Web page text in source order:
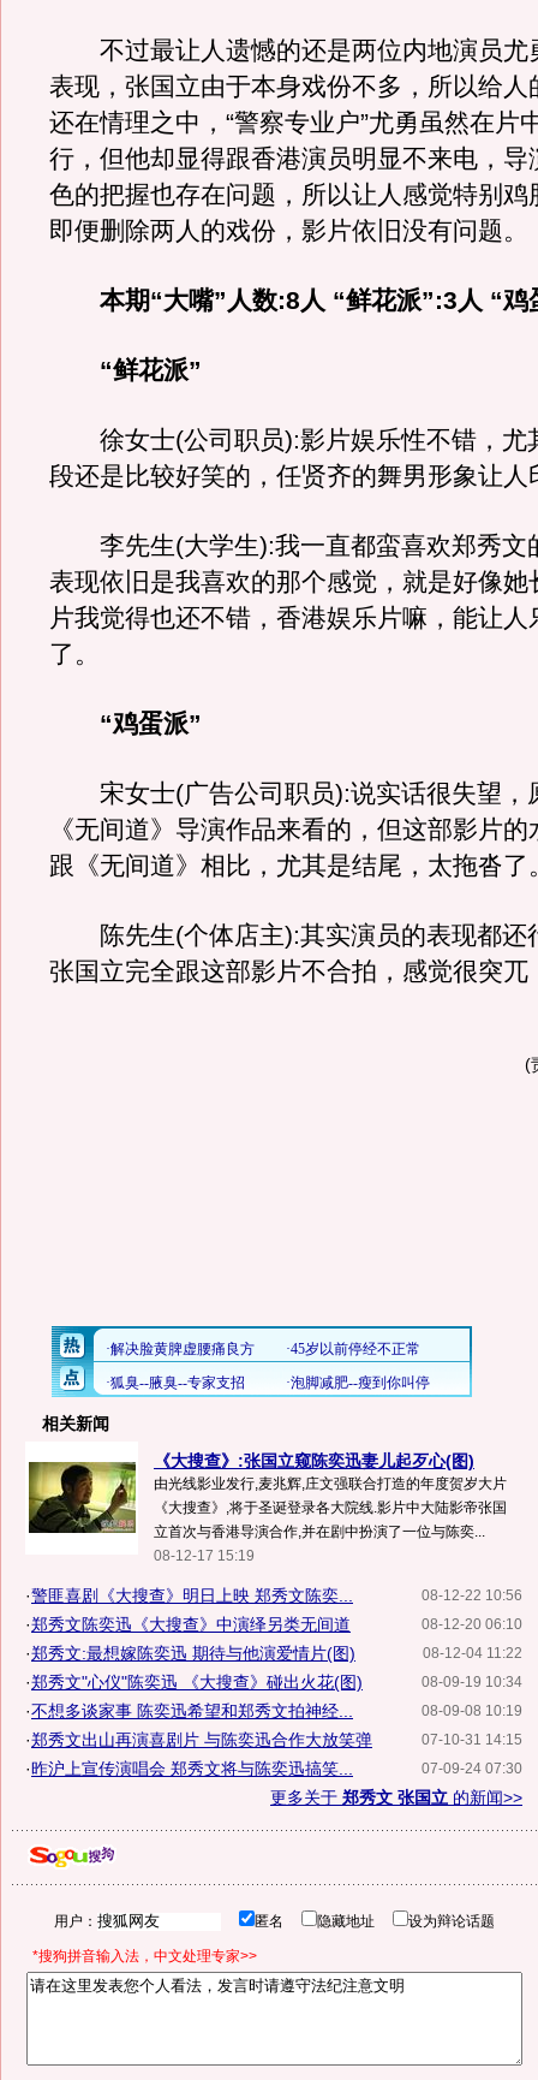
不过最让人遗憾的还是两位内地演员尤
表现，张国立由于本身戏份不多，所以给人
还在情理之中，“警察专业户”尤勇虽然在片
行，但他却显得跟香港演员明显不来电，导
色的把握也存在问题，所以让人感觉特别鸡
即便删除两人的戏份，影片依旧没有问题。
本期“大嘴”人数:8人 “鲜花派”:3人 “鸡
“鲜花派”
徐女士(公司职员):影片娱乐性不错，尤
段还是比较好笑的，任贤齐的舞男形象让人
李先生(大学生):我一直都蛮喜欢郑秀文
表现依旧是我喜欢的那个感觉，就是好像她
片我觉得也还不错，香港娱乐片嘛，能让人
了。
“鸡蛋派”
宋女士(广告公司职员):说实话很失望，
《无间道》导演作品来看的，但这部影片
跟《无间道》相比，尤其是结尾，太拖沓了
陈先生(个体店主):其实演员的表现都还
张国立完全跟这部影片不合拍，感觉很突兀
(
相关新闻
《大搜查》:张国立窥陈奕迅妻儿起歹心(图)
由光线影业发行,麦兆辉,庄文强联合打造的年度贺岁大片
《大搜查》,将于圣诞登录各大院线.影片中大陆影帝张国
立首次与香港导演合作,并在剧中扮演了一位与陈奕...
08-12-17 15:19
08-12-22 10:56
·警匪喜剧《大搜查》明日上映 郑秀文陈奕...
08-12-20 06:10
·郑秀文陈奕迅《大搜查》中演绎另类无间道
08-12-04 11:22
·郑秀文:最想嫁陈奕迅 期待与他演爱情片(图)
08-09-19 10:34
·郑秀文"心仪"陈奕迅 《大搜查》碰出火花(图)
08-09-08 10:19
·不想多谈家事 陈奕迅希望和郑秀文拍神经...
07-10-31 14:15
·郑秀文出山再演喜剧片 与陈奕迅合作大放笑弹
07-09-24 07:30
·昨沪上宣传演唱会 郑秀文将与陈奕迅搞笑...
更多关于 郑秀文 张国立 的新闻>>
用户： 匿名 隐藏地址 设为辩论话题
*搜狗拼音输入法，中文处理专家>>